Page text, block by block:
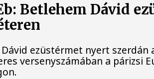
Betlehem Dávid
ezüstérmet nyert szerdán
versenyszámában a párizsi